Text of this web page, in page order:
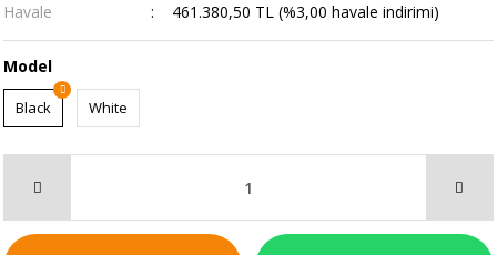
Havale
461.380,50 TL (%3,00 havale indirimi)
Model
Black White